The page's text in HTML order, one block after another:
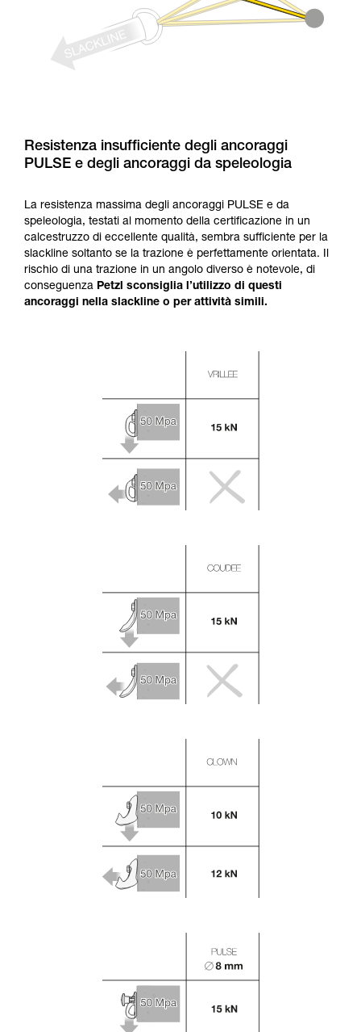
Resistenza insufficiente degli ancoraggi
PULSE e degli ancoraggi da speleologia
La resistenza massima degli ancoraggi PULSE e da
speleologia, testati al momento della certificazione in un
calcestruzzo di eccellente qualità, sembra sufficiente per la
slackline soltanto se la trazione è perfettamente orientata. Il
rischio di una trazione in un angolo diverso è notevole, di
conseguenza Petzl sconsiglia l’utilizzo di questi
ancoraggi nella slackline o per attività simili.